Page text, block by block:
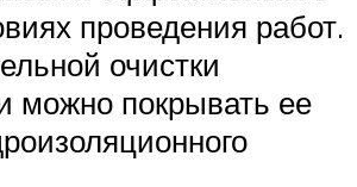
проведения работ.
очистки
можно покрывать ее